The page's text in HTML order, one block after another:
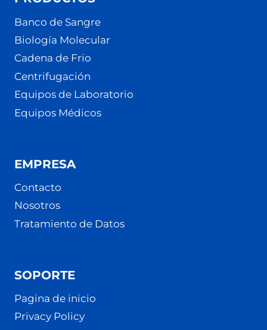
Banco de Sangre
Biología Molecular
Cadena de Frio
Centrifugación
Equipos de Laboratorio
Equipos Médicos
EMPRESA
Contacto
Nosotros
Tratamiento de Datos
SOPORTE
Pagina de inicio
Privacy Policy